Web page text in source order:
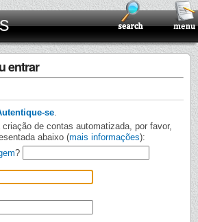
entrar
se
de contas automatizada, por favor,
abaixo (mais informações):
?